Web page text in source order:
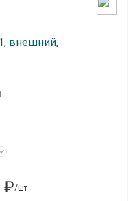
внешний,
₽/шт